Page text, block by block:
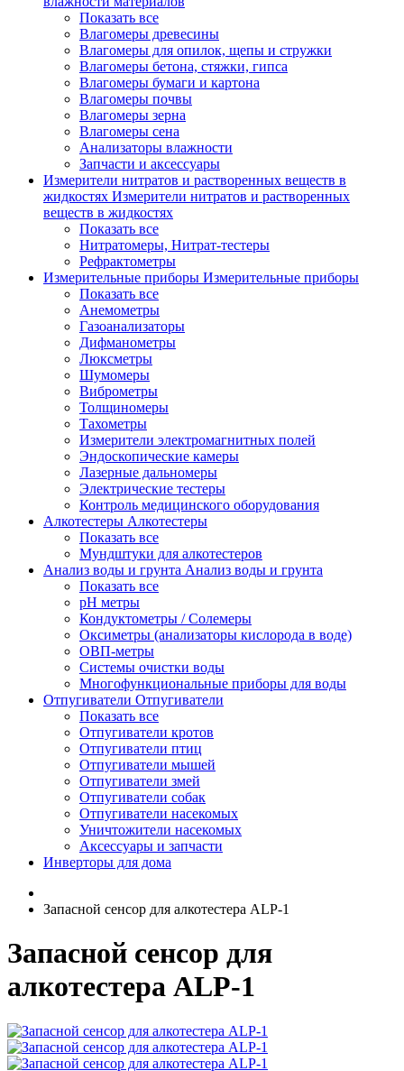
Показать все
Влагомеры древесины
Влагомеры для опилок, щепы и стружки
Влагомеры бетона, стяжки, гипса
Влагомеры бумаги и картона
Влагомеры почвы
Влагомеры зерна
Влагомеры сена
Анализаторы влажности
Запчасти и аксессуары
Измерители нитратов и растворенных веществ в
жидкостях Измерители нитратов и растворенных
веществ в жидкостях
Показать все
Нитратомеры, Нитрат-тестеры
Рефрактометры
Измерительные приборы Измерительные приборы
Показать все
Анемометры
Газоанализаторы
Дифманометры
Люксметры
Шумомеры
Виброметры
Толщиномеры
Тахометры
Измерители электромагнитных полей
Эндоскопические камеры
Лазерные дальномеры
Электрические тестеры
Контроль медицинского оборудования
Алкотестеры Алкотестеры
Показать все
Мундштуки для алкотестеров
Анализ воды и грунта Анализ воды и грунта
Показать все
pH метры
Кондуктометры / Солемеры
Оксиметры (анализаторы кислорода в воде)
ОВП-метры
Системы очистки воды
Многофункциональные приборы для воды
Отпугиватели Отпугиватели
Показать все
Отпугиватели кротов
Отпугиватели птиц
Отпугиватели мышей
Отпугиватели змей
Отпугиватели собак
Отпугиватели насекомых
Уничтожители насекомых
Аксессуары и запчасти
Инверторы для дома
Запасной сенсор для алкотестера ALP-1
Запасной сенсор для
алкотестера ALP-1